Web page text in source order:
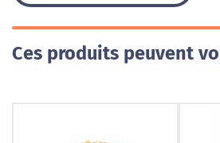
Ces produits peuvent